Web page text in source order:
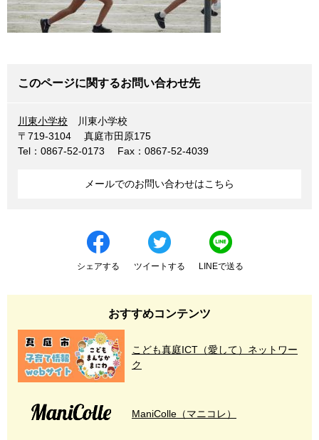
このページに関するお問い合わせ先
川東小学校
川東小学校
〒719-3104
真庭市田原175
Tel：0867-52-0173
Fax：0867-52-4039
メールでのお問い合わせはこちら
シェアする ツイートする LINEで送る
おすすめコンテンツ
こども真庭ICT（愛して）ネットワー
ク
ManiColle（マニコレ）